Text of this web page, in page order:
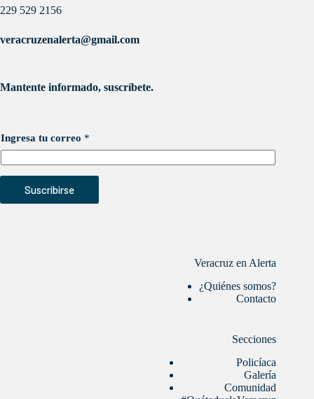
229 529 2156
veracruzenalerta@gmail.com
Mantente informado, suscríbete.
Ingresa tu correo *
Suscribirse
Veracruz en Alerta
¿Quiénes somos?
Contacto
Secciones
Policíaca
Galería
Comunidad